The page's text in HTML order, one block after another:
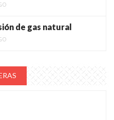
de gas natural